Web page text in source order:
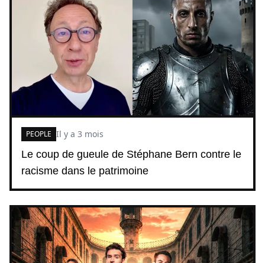
Le coup de gueule de Stéphane Bern contre le
racisme dans le patrimoine
PEOPLE Il y a 3 mois